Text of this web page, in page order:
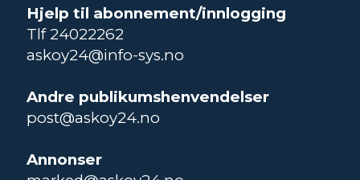
Hjelp til abonnement/innlogging
Tlf 24022262
askoy24@info-sys.no
Andre publikumshenvendelser
post@askoy24.no
Annonser